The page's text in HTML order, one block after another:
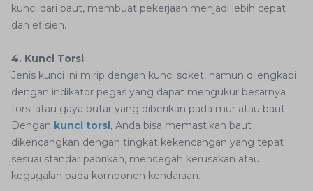
kunci dari baut, membuat pekerjaan menjadi lebih cepat
dan efisien.
4. Kunci Torsi
Jenis kunci ini mirip dengan kunci soket, namun dilengkapi
dengan indikator pegas yang dapat mengukur besarnya
torsi atau gaya putar yang diberikan pada mur atau baut.
Dengan kunci torsi, Anda bisa memastikan baut
dikencangkan dengan tingkat kekencangan yang tepat
sesuai standar pabrikan, mencegah kerusakan atau
kegagalan pada komponen kendaraan.